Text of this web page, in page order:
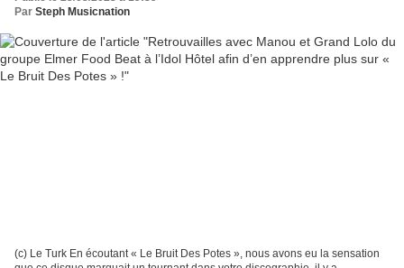
Par Steph Musicnation
(c) Le Turk En écoutant « Le Bruit Des Potes », nous avons eu la sensation